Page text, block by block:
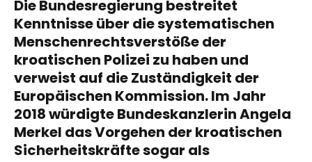
Die Bundesregierung bestreitet
Kenntnisse über die systematischen
Menschenrechtsverstöße der
kroatischen Polizei zu haben und
verweist auf die Zuständigkeit der
Europäischen Kommission. Im Jahr
2018würdigte Bundeskanzlerin Angela
Merkel das Vorgehen der kroatischen
Sicherheitskräfte sogar als